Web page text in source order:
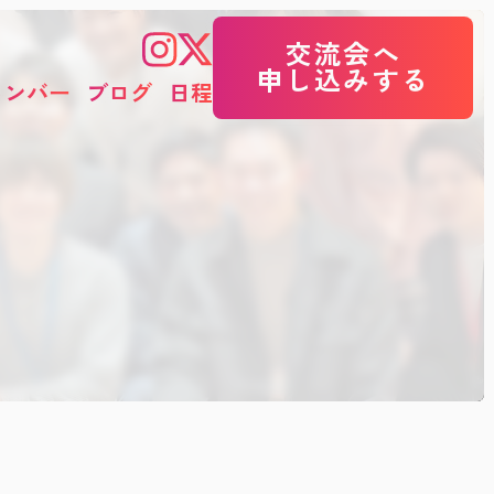
バー ブログ 日程
交流会へ
申し込みする